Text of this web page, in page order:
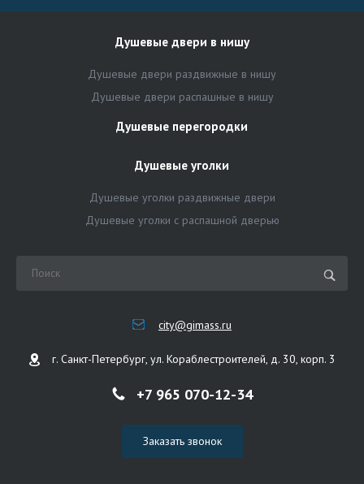
Душевые двери в нишу
Душевые двери раздвижные в нишу
Душевые двери распашные в нишу
Душевые перегородки
Душевые уголки
Душевые уголки раздвижные двери
Душевые уголки с распашной дверью
city@gimass.ru
г. Санкт-Петербург, ул. Кораблестроителей, д. 30, корп. 3
+7 965 070-12-34
Заказать звонок